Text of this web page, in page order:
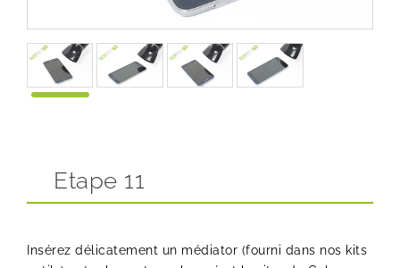
Etape 11
Insérez délicatement un médiator (fourni dans nos kits